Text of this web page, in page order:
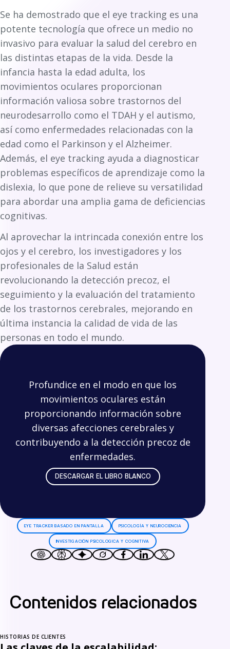
Se ha demostrado que el eye tracking es una
potente tecnología que ofrece un medio no
invasivo para evaluar la salud del cerebro en
las distintas etapas de la vida. Desde la
infancia hasta la edad adulta, los
movimientos oculares proporcionan
información valiosa sobre trastornos del
neurodesarrollo como el TDAH y el autismo,
así como enfermedades relacionadas con la
edad como el Parkinson y el Alzheimer.
Además, el eye tracking ayuda a diagnosticar
problemas específicos de aprendizaje como la
dislexia, lo que pone de relieve su versatilidad
para abordar una amplia gama de deficiencias
cognitivas.
Al aprovechar la intrincada conexión entre los
ojos y el cerebro, los investigadores y los
profesionales de la Salud están
revolucionando la detección precoz, el
seguimiento y la evaluación del tratamiento
de los trastornos cerebrales, mejorando en
última instancia la calidad de vida de las
personas en todo el mundo.
Profundice en el modo en que los
movimientos oculares están
proporcionando información sobre
diversas afecciones cerebrales y
contribuyendo a la detección precoz de
enfermedades.
DESCARGAR EL LIBRO BLANCO
EYE TRACKER BASADO EN PANTALLA PSICOLOGÍA Y NEUROCIENCIA
INVESTIGACIÓN PSICOLOGICA Y COGNITIVA
Contenidos relacionados
HISTORIAS DE CLIENTES